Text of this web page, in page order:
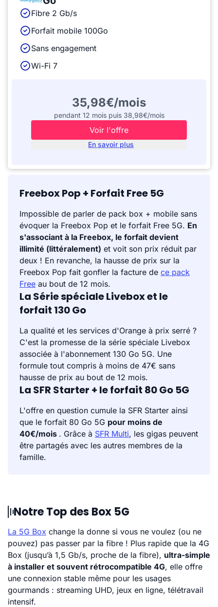
Fibre 2 Gb/s
Forfait mobile 100Go
Sans engagement
Wi-Fi 7
35,98€/mois
pendant 12 mois puis 38,98€/mois
Voir l'offre
En savoir plus
Freebox Pop + Forfait Free 5G
Impossible de parler de pack box + mobile sans
évoquer la Freebox Pop et le forfait Free 5G. En
s'associant à la Freebox, le forfait devient
illimité (littéralement) et voit son prix réduit par
deux ! En revanche, la hausse de prix sur la
Freebox Pop fait gonfler la facture de ce pack
Free au bout de 12 mois.
La Série spéciale Livebox et le
forfait 130 Go
La qualité et les services d'Orange à prix serré ?
C'est la promesse de la série spéciale Livebox
associée à l'abonnement 130 Go 5G. Une
formule tout compris à moins de 47€ sans
hausse de prix au bout de 12 mois.
La SFR Starter + le forfait 80 Go 5G
L'offre en question cumule la SFR Starter ainsi
que le forfait 80 Go 5G pour moins de
40€/mois . Grâce à SFR Multi, les gigas peuvent
être partagés avec les autres membres de la
famille.
Notre Top des Box 5G
La 5G Box change la donne si vous ne voulez (ou ne
pouvez) pas passer par la fibre ! Plus rapide que la 4G
Box (jusqu’à 1,5 Gb/s, proche de la fibre), ultra-simple
à installer et souvent rétrocompatible 4G, elle offre
une connexion stable même pour les usages
gourmands : streaming UHD, jeux en ligne, télétravail
intensif.